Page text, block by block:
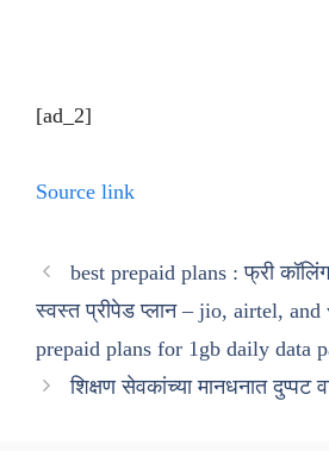
[ad_2]
Source link
best prepaid plans : फ्री
स्वस्त प्रीपेड प्लान – jio, airtel, and
prepaid plans for 1gb daily data
शिक्षण सेवकांच्या मानधनात दुप्पट